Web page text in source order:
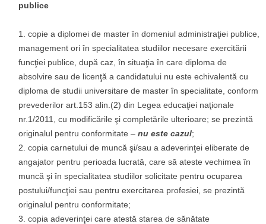
publice
copie a diplomei de master în domeniul administraţiei publice,
management ori în specialitatea studiilor necesare exercitării
funcţiei publice, după caz, în situaţia în care diploma de
absolvire sau de licenţă a candidatului nu este echivalentă cu
diploma de studii universitare de master în specialitate, conform
prevederilor art.153 alin.(2) din Legea educaţiei naţionale
nr.1/2011, cu modificările şi completările ulterioare; se prezintă
originalul pentru conformitate – nu este cazul;
copia carnetului de muncă şi/sau a adeverinţei eliberate de
angajator pentru perioada lucrată, care să ateste vechimea în
muncă şi în specialitatea studiilor solicitate pentru ocuparea
postului/funcţiei sau pentru exercitarea profesiei, se prezintă
originalul pentru conformitate;
copia adeverinţei care atestă starea de sănătate